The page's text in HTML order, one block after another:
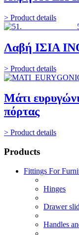
> Product details
Λαβή ΙΣΙΑ
> Product details
Μάτι
πόρτας
> Product details
Products
Fittings For
Hinges
Drawer
Handles